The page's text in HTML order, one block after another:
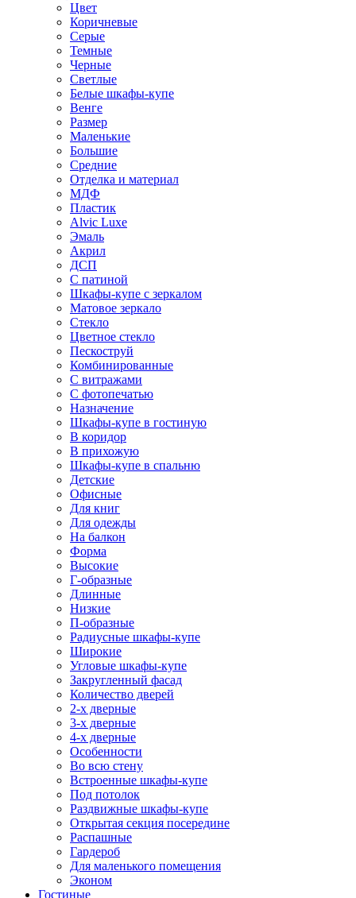
Цвет
Коричневые
Серые
Темные
Черные
Светлые
Белые шкафы-купе
Венге
Размер
Маленькие
Большие
Средние
Отделка и материал
МДФ
Пластик
Alvic Luxe
Эмаль
Акрил
ДСП
С патиной
Шкафы-купе с зеркалом
Матовое зеркало
Стекло
Цветное стекло
Пескоструй
Комбинированные
С витражами
С фотопечатью
Назначение
Шкафы-купе в гостиную
В коридор
В прихожую
Шкафы-купе в спальню
Детские
Офисные
Для книг
Для одежды
На балкон
Форма
Высокие
Г-образные
Длинные
Низкие
П-образные
Радиусные шкафы-купе
Широкие
Угловые шкафы-купе
Закругленный фасад
Количество дверей
2-х дверные
3-х дверные
4-х дверные
Особенности
Во всю стену
Встроенные шкафы-купе
Под потолок
Раздвижные шкафы-купе
Открытая секция посередине
Распашные
Гардероб
Для маленького помещения
Эконом
Гостиные